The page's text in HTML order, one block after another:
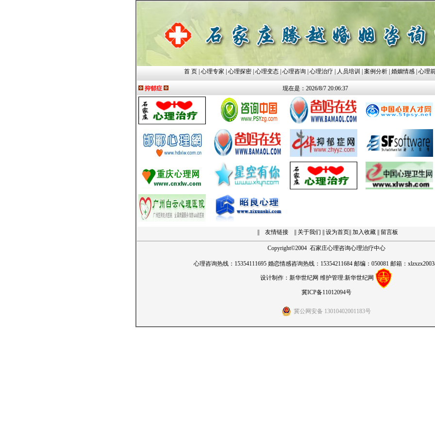
首 页| 心理专家 |心理探密|心理变态|心理咨询 |心理治疗 人员培训 案例分析| 婚姻情感|心理
抑郁症 现在是：2026/8/7 20:06:37
友情链接 || 关于我们 设为首页 加入收藏 留言板
Copyright©2004 石家庄心理咨询心理治疗中心
心理咨询热线：15354111695 婚恋情感咨询热线：15354211684 邮编：050081 邮箱：
设计制作： 新华世纪网 维护管理:新华世纪网
冀ICP备11012094号
冀公网安备 13010402001183号